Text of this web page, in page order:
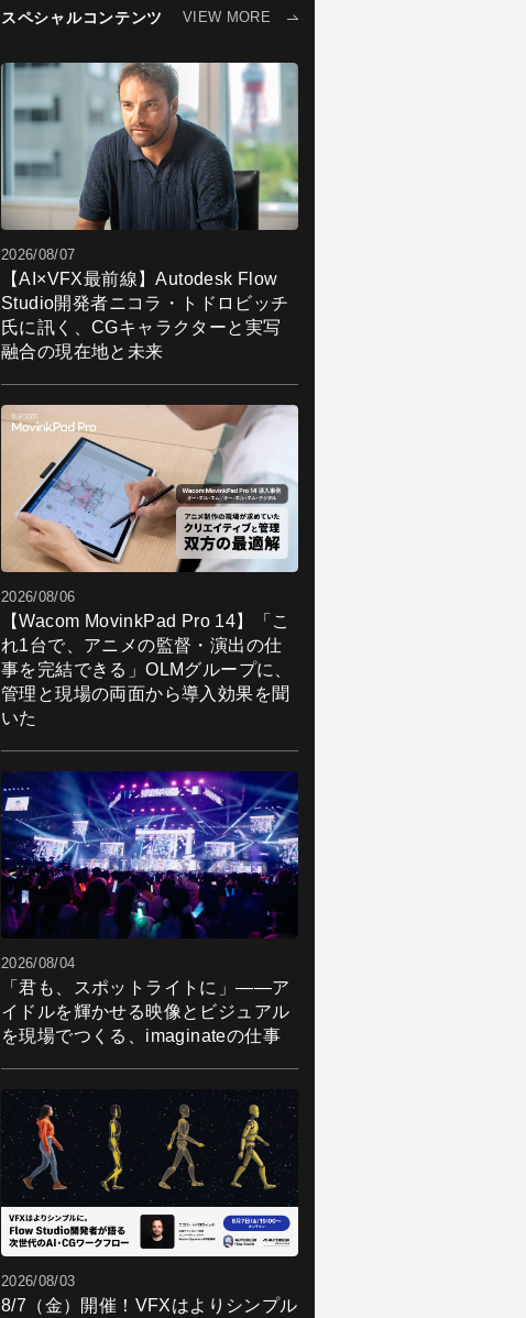
スペシャルコンテンツ VIEW MORE
2026/08/07
【AI×VFX最前線】Autodesk Flow
Studio開発者ニコラ・トドロビッチ
氏に訊く、CGキャラクターと実写
融合の現在地と未来
2026/08/06
【Wacom MovinkPad Pro 14】「こ
れ1台で、アニメの監督・演出の仕
事を完結できる」OLMグループに、
管理と現場の両面から導入効果を聞
いた
2026/08/04
「君も、スポットライトに」――ア
イドルを輝かせる映像とビジュアル
を現場でつくる、imaginateの仕事
2026/08/03
8/7（金）開催！VFXはよりシンプル